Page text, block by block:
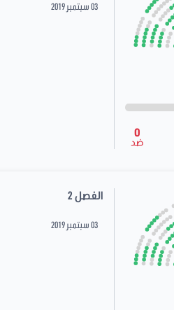
0
ضد
03 سبتمبر 2019
الفصل 2
03 سبتمبر 2019